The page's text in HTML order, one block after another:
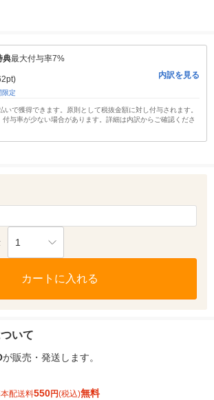
典最大付与率7%
限定
内訳を見る
いで獲得できます。原則として税抜金額に対し付与されます。
与率が少ない場合があります。詳細は内訳からご確認くださ
1
カートに入れる
いて
が販売・発送します。
配送料550円(税込)無料